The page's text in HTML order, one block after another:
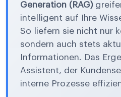
Generation (RAG)
intelligent auf Ihre
So liefern sie nicht nur
sondern auch stets
Informationen. Das
Assistent, der
interne Prozesse